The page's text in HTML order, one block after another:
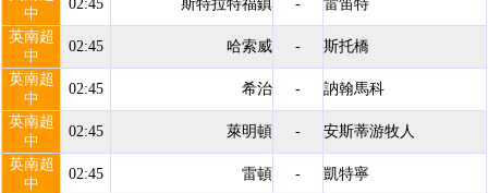
中
02:45 斯特拉特福鎮 -
雷笛特
英南超
中
02:45 哈索威 -
斯托橋
英南超
中
02:45 希治 -
訥翰馬科
英南超
中
02:45 萊明頓 -
安斯蒂游牧人
英南超
中
02:45 雷頓 - 凱特寧